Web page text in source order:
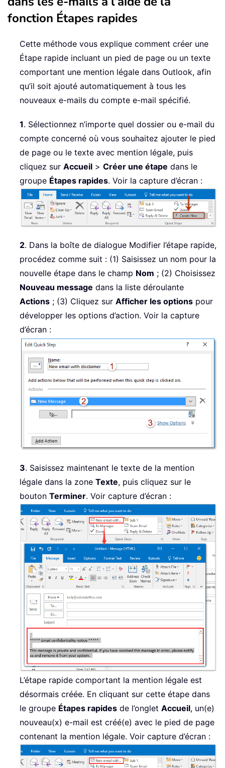
fonction Étapes rapides
Cette méthode vous explique comment créer une
Étape rapide incluant un pied de page ou un texte
comportant une mention légale dans Outlook, afin
qu’il soit ajouté automatiquement à tous les
nouveaux e-mails du compte e-mail spécifié.
1. Sélectionnez n’importe quel dossier ou e-mail du
compte concerné où vous souhaitez ajouter le pied
de page ou le texte avec mention légale, puis
cliquez sur Accueil > Créer une étape dans le
groupe Étapes rapides. Voir la capture d’écran :
2. Dans la boîte de dialogue Modifier l’étape rapide,
procédez comme suit : (1) Saisissez un nom pour la
nouvelle étape dans le champ Nom ; (2) Choisissez
Nouveau message dans la liste déroulante
Actions ; (3) Cliquez sur Afficher les options pour
développer les options d’action. Voir la capture
d’écran :
3. Saisissez maintenant le texte de la mention
légale dans la zone Texte, puis cliquez sur le
bouton Terminer. Voir capture d’écran :
L’étape rapide comportant la mention légale est
désormais créée. En cliquant sur cette étape dans
le groupe Étapes rapides de l’onglet Accueil, un(e)
nouveau(x) e-mail est créé(e) avec le pied de page
contenant la mention légale. Voir capture d’écran :